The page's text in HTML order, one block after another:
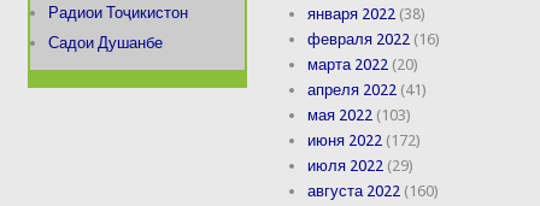
Радиои Тоҷикистон
Садои Душанбе
января 2022 (38)
февраля 2022 (16)
марта 2022 (20)
апреля 2022 (41)
мая 2022 (103)
июня 2022 (172)
июля 2022 (29)
августа 2022 (160)